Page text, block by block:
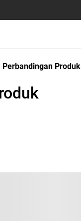
Perbandingan Produk